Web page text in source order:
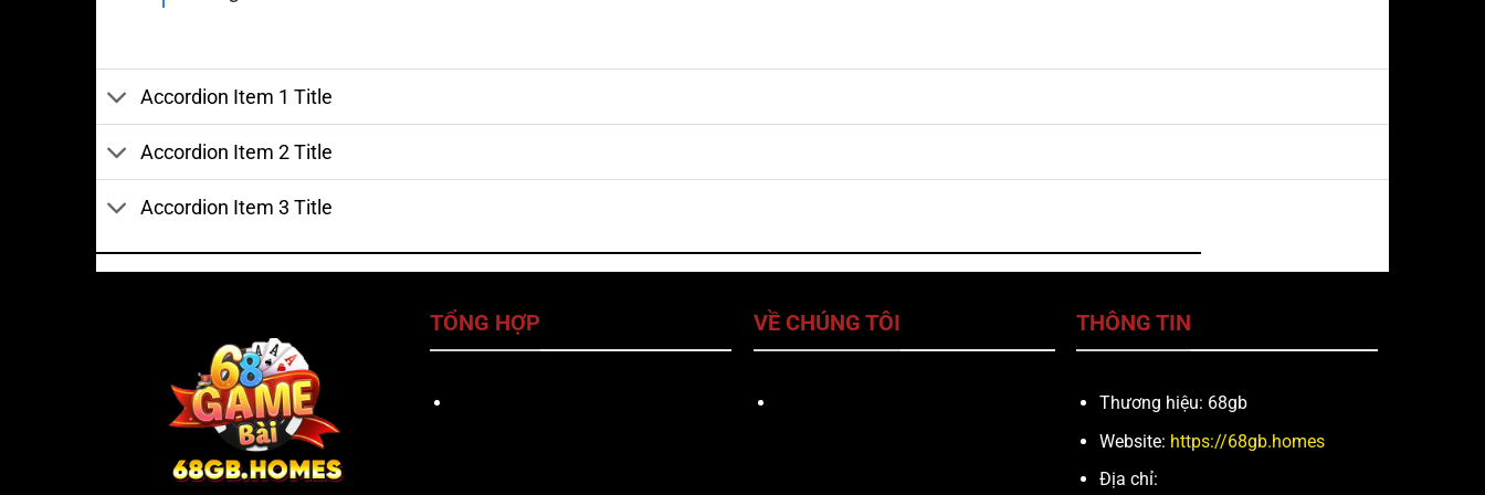
Accordion Item 1 Title
Accordion Item 2 Title
Accordion Item 3 Title
TỔNG HỢP VỀ CHÚNG TÔI THÔNG TIN
Thương hiệu: 68gb
Website: https://68gb.homes
Địa chỉ: